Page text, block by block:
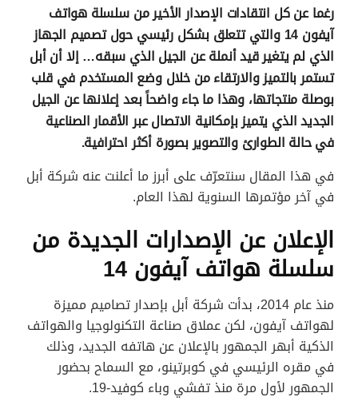
رغما عن كل انتقادات الإصدار الأخير من سلسلة هواتف
آيفون 14 والتي تتعلق بشكل رئيسي حول تصميم الجهاز
الذي لم يتغير قيد أنملة عن الجيل الذي سبقه… إلا أن أبل
تستمر بالتميز والارتقاء من خلال وضع المستخدم في قلب
بوصلة منتجاتها، وهذا ما جاء واضحاً بعد إعلانها عن الجيل
الجديد الذي يتميز بإمكانية الاتصال عبر الأقمار الصناعية
في حالة الطوارئ والتصوير بصورة أكثر احترافية.
في هذا المقال سنتعرّف على أبرز ما أعلنت عنه شركة أبل
في آخر مؤتمرها السنوية لهذا العام.
الإعلان عن الإصدارات الجديدة من
سلسلة هواتف آيفون 14
منذ عام 2014، بدأت شركة أبل بإصدار تصاميم مميزة
لهواتف آيفون، لكن عملاق صناعة التكنولوجيا والهواتف
الذكية أبهر الجمهور بالإعلان عن هاتفه الجديد، وذلك
في مقره الرئيسي في كوبرتينو، مع السماح بحضور
الجمهور لأول مرة منذ تفشي وباء كوفيد-19.